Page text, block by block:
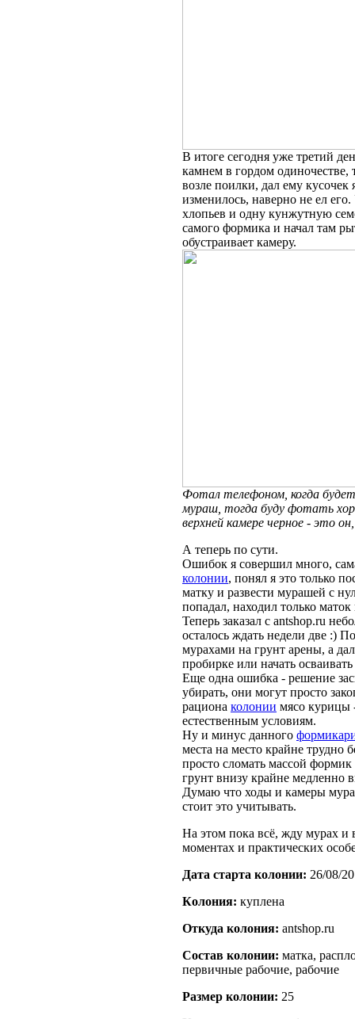
В итоге сегодня уже третий
камнем в гордом одиночестве,
возле поилки, дал ему кусочек
изменилось, наверно не ел
хлопьев и одну кунжутную
самого формика и начал там
обустраивает камеру.
Фотал телефоном, когда
мураш, тогда буду фотать
верхней камере черное - это
А теперь по сути.
Ошибок я совершил много,
колонии, понял я это только
матку и развести мурашей с
попадал, находил только
Теперь заказал с antshop.ru
осталось ждать недели две :)
мурахами на грунт арены, а
пробирке или начать
Еще одна ошибка - решение
убирать, они могут просто
рациона колонии мясо курицы
естественным условиям.
Ну и минус данного
места на место крайне трудно
просто сломать массой
грунт внизу крайне медленно
Думаю что ходы и камеры
стоит это учитывать.
На этом пока всё, жду мурах и
моментах и практических
Дата старта кoлонии: 26/08/
Кoлония: куплена
Откуда кoлония: antshop.ru
Состав кoлонии: матка,
первичные рабочие, рабочие
Размер кoлонии: 25